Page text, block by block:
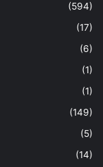
(594)
(17)
(6)
(1)
(1)
(149)
(5)
(14)